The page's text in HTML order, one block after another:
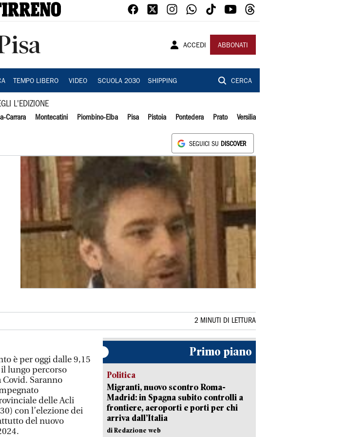
ACCEDI ABBONATI
TEMPO LIBERO VIDEO SCUOLA 2030 SHIPPING CERCA
L'EDIZIONE
Carrara Montecatini Piombino-Elba Pisa Pistoia Pontedera Prato Versilia
SEGUICI SU DISCOVER
2 MINUTI DI LETTURA
è per oggi dalle 9,15
lungo percorso
Covid. Saranno
delle Acli
con l’elezione dei
del nuovo
Primo piano
Politica
Migranti, nuovo scontro Roma-
Madrid: in Spagna subito controlli a
frontiere, aeroporti e porti per chi
arriva dall’Italia
di Redazione web